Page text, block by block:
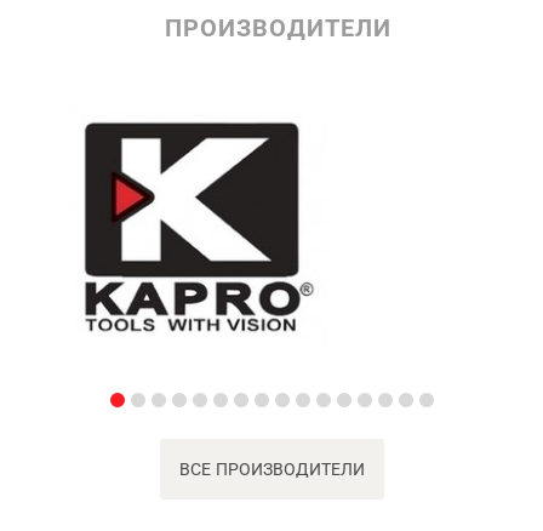
ПРОИЗВОДИТЕЛИ
ВСЕ ПРОИЗВОДИТЕЛИ